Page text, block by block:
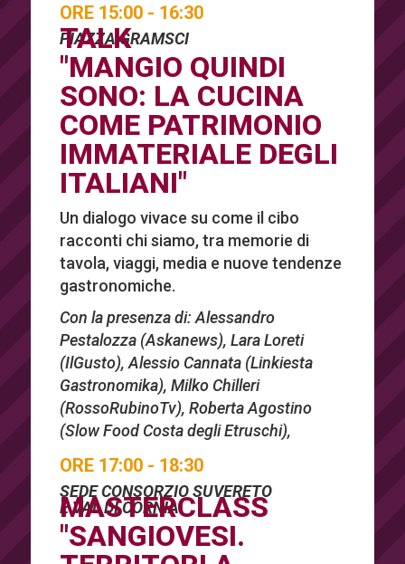
ORE 15:00 - 16:30
PIAZZA GRAMSCI
TALK
"MANGIO QUINDI
SONO: LA CUCINA
COME PATRIMONIO
IMMATERIALE DEGLI
ITALIANI"
Un dialogo vivace su come il cibo
racconti chi siamo, tra memorie di
tavola, viaggi, media e nuove tendenze
gastronomiche.
Con la presenza di: Alessandro
Pestalozza (Askanews), Lara Loreti
(IlGusto), Alessio Cannata (Linkiesta
Gastronomika), Milko Chilleri
(RossoRubinoTv), Roberta Agostino
(Slow Food Costa degli Etruschi),
ORE 17:00 - 18:30
SEDE CONSORZIO SUVERETO
E VAL DI CORNIA
MASTERCLASS
"SANGIOVESI.